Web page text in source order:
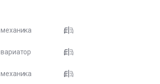
механика
вариатор
механика